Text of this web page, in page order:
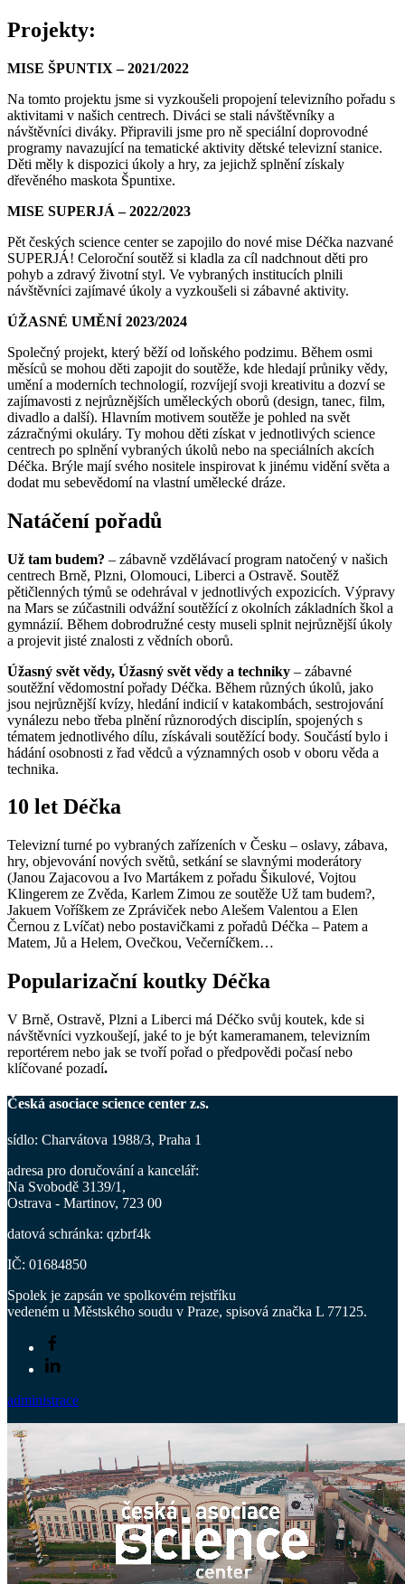
Projekty:
MISE ŠPUNTIX – 2021/2022
Na tomto projektu jsme si vyzkoušeli propojení televizního pořadu s
aktivitami v našich centrech. Diváci se stali návštěvníky a
návštěvníci diváky. Připravili jsme pro ně speciální doprovodné
programy navazující na tematické aktivity dětské televizní stanice.
Děti měly k dispozici úkoly a hry, za jejichž splnění získaly
dřevěného maskota Špuntixe.
MISE SUPERJÁ – 2022/2023
Pět českých science center se zapojilo do nové mise Déčka nazvané
SUPERJÁ! Celoroční soutěž si kladla za cíl nadchnout děti pro
pohyb a zdravý životní styl. Ve vybraných institucích plnili
návštěvníci zajímavé úkoly a vyzkoušeli si zábavné aktivity.
ÚŽASNÉ UMĚNÍ 2023/2024
Společný projekt, který běží od loňského podzimu. Během osmi
měsíců se mohou děti zapojit do soutěže, kde hledají průniky vědy,
umění a moderních technologií, rozvíjejí svoji kreativitu a dozví se
zajímavosti z nejrůznějších uměleckých oborů (design, tanec, film,
divadlo a další). Hlavním motivem soutěže je pohled na svět
zázračnými okuláry. Ty mohou děti získat v jednotlivých science
centrech po splnění vybraných úkolů nebo na speciálních akcích
Déčka. Brýle mají svého nositele inspirovat k jinému vidění světa a
dodat mu sebevědomí na vlastní umělecké dráze.
Natáčení pořadů
Už tam budem? – zábavně vzdělávací program natočený v našich
centrech Brně, Plzni, Olomouci, Liberci a Ostravě. Soutěž
pětičlenných týmů se odehrával v jednotlivých expozicích. Výpravy
na Mars se zúčastnili odvážní soutěžící z okolních základních škol a
gymnázií. Během dobrodružné cesty museli splnit nejrůznější úkoly
a projevit jisté znalosti z vědních oborů.
Úžasný svět vědy, Úžasný svět vědy a techniky – zábavné
soutěžní vědomostní pořady Déčka. Během různých úkolů, jako
jsou nejrůznější kvízy, hledání indicií v katakombách, sestrojování
vynálezu nebo třeba plnění různorodých disciplín, spojených s
tématem jednotlivého dílu, získávali soutěžící body. Součástí bylo i
hádání osobnosti z řad vědců a významných osob v oboru věda a
technika.
10 let Déčka
Televizní turné po vybraných zařízeních v Česku – oslavy, zábava,
hry, objevování nových světů, setkání se slavnými moderátory
(Janou Zajacovou a Ivo Martákem z pořadu Šikulové, Vojtou
Klingerem ze Zvěda, Karlem Zimou ze soutěže Už tam budem?,
Jakuem Voříškem ze Zpráviček nebo Alešem Valentou a Elen
Černou z Lvíčat) nebo postavičkami z pořadů Déčka – Patem a
Matem, Jů a Helem, Ovečkou, Večerníčkem…
Popularizační koutky Déčka
V Brně, Ostravě, Plzni a Liberci má Déčko svůj koutek, kde si
návštěvníci vyzkoušejí, jaké to je být kameramanem, televizním
reportérem nebo jak se tvoří pořad o předpovědi počasí nebo
klíčované pozadí.
Česká asociace science center z.s.
sídlo: Charvátova 1988/3, Praha 1
adresa pro doručování a kancelář:
Na Svobodě 3139/1,
Ostrava - Martinov, 723 00
datová schránka: qzbrf4k
IČ: 01684850
Spolek je zapsán ve spolkovém rejstříku
vedeném u Městského soudu v Praze, spisová značka L 77125.
administrace